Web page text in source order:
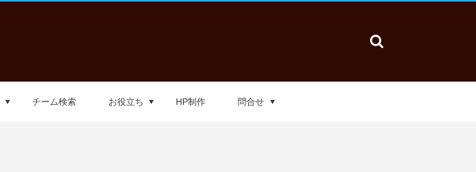
チーム検索 お役立ち HP制作 問合せ